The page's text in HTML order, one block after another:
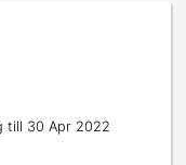
till 30 Apr 2022